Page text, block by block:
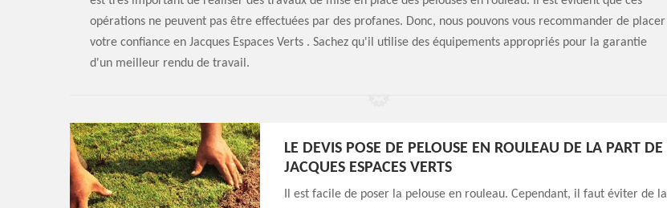
opérations ne peuvent pas être effectuées par des profanes. Donc, nous pouvons vous recommander de placer
votre confiance en Jacques Espaces Verts . Sachez qu'il utilise des équipements appropriés pour la garantie
d'un meilleur rendu de travail.
LE DEVIS POSE DE PELOUSE EN ROULEAU DE LA PART DE
JACQUES ESPACES VERTS
Il est facile de poser la pelouse en rouleau. Cependant, il faut éviter de la